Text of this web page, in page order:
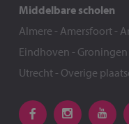
Middelbare scholen
Almere - Amersfoort-
Eindhoven - Groningen
Utrecht- Overige